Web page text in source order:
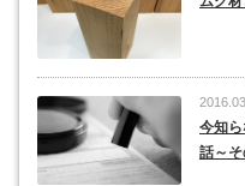
今知
話～